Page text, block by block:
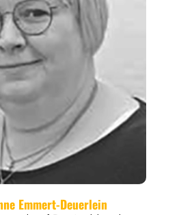
REGIONEN
ORTE
EVENTS
REISEFÜHRER